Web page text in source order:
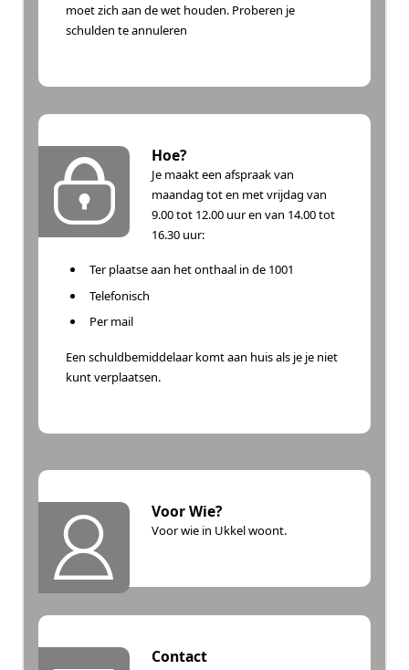
moet zich aan de wet houden. Proberen je
schulden te annuleren
Hoe?
Je maakt een afspraak van
maandag tot en met vrijdag van
9.00 tot 12.00 uur en van 14.00 tot
16.30 uur:
Ter plaatse aan het onthaal in de 1001
Telefonisch
Per mail
Een schuldbemiddelaar komt aan huis als je je niet
kunt verplaatsen.
Voor Wie?
Voor wie in Ukkel woont.
Contact